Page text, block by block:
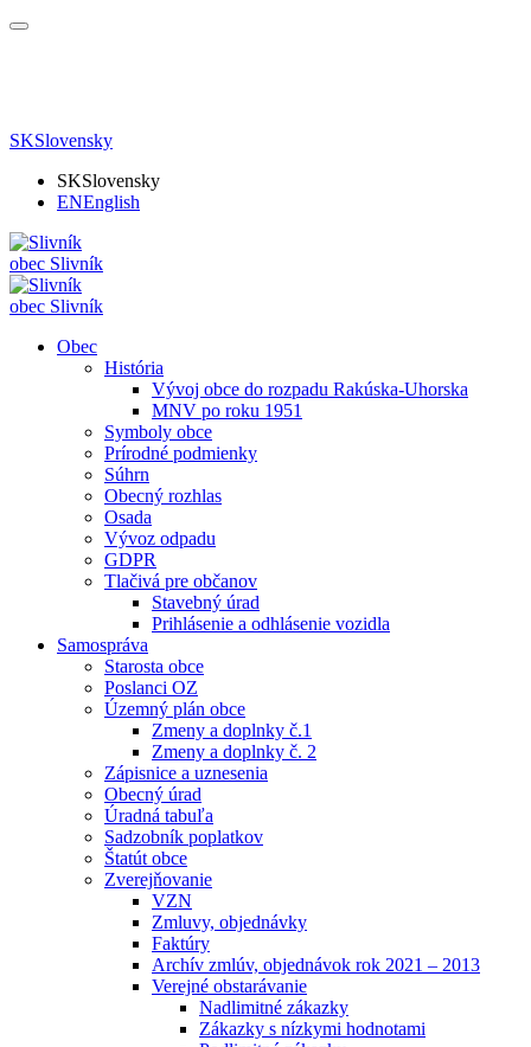
SKSlovensky
SKSlovensky
ENEnglish
obec Slivník
obec Slivník
Obec
História
Vývoj obce do rozpadu Rakúska-Uhorska
MNV po roku 1951
Symboly obce
Prírodné podmienky
Súhrn
Obecný rozhlas
Osada
Vývoz odpadu
GDPR
Tlačivá pre občanov
Stavebný úrad
Prihlásenie a odhlásenie vozidla
Samospráva
Starosta obce
Poslanci OZ
Územný plán obce
Zmeny a doplnky č.1
Zmeny a doplnky č. 2
Zápisnice a uznesenia
Obecný úrad
Úradná tabuľa
Sadzobník poplatkov
Štatút obce
Zverejňovanie
VZN
Zmluvy, objednávky
Faktúry
Archív zmlúv, objednávok rok 2021 – 2013
Verejné obstarávanie
Nadlimitné zákazky
Zákazky s nízkymi hodnotami